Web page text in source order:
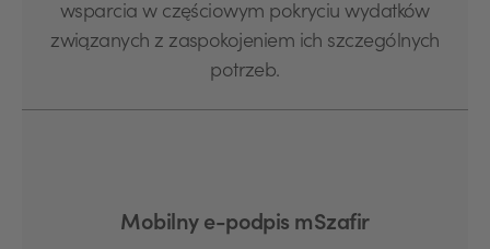
wsparcia w częściowym pokryciu wydatków
związanych z zaspokojeniem ich szczególnych
potrzeb.
Mobilny e-podpis mSzafir